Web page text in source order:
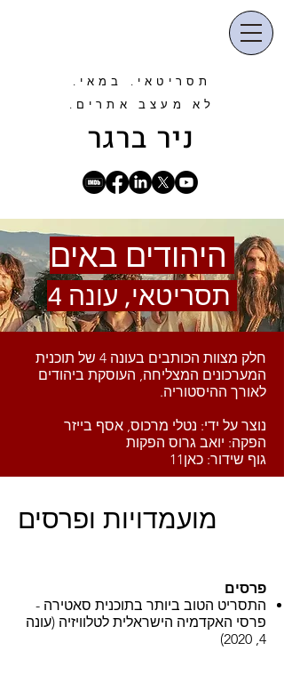
ניר ברגר
תסריטאי. במאי.
לא מעצב אתרים.
חלק מצוות הכותבים בעונה 4 של תוכנית
המערכונים המצליחה, העוסקת ביהודים
לאורך ההיסטוריה.
נוצר על ידי: נטלי מרכוס, אסף בייזר
הפקה: יואב גרוס הפקות
גוף שידור: כאן11
מועמדויות ופרסים
פרסים
התסריט הטוב ביותר בתוכנית סאטירה -
פרסי האקדמיה הישראלית לטלוויזיה (עונה
4, 2020​)